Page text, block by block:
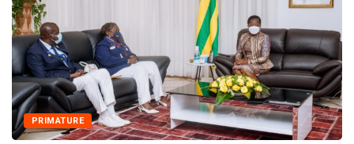
PRIMATURE